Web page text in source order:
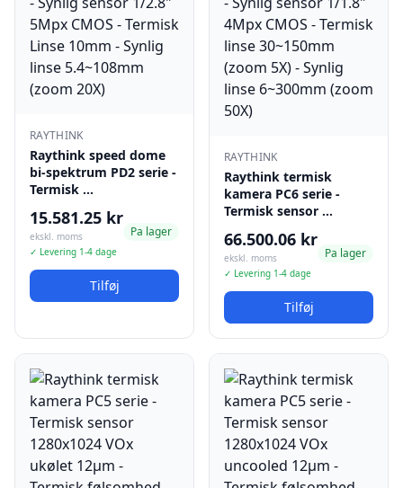
RAYTHINK
Raythink speed dome
bi-spektrum PD2 serie -
Termisk …
15.581.25 kr
ekskl. moms
✓ Levering 1-4 dage
Pa lager
Tilføj
RAYTHINK
Raythink termisk
kamera PC6 serie -
Termisk sensor …
66.500.06 kr
ekskl. moms
✓ Levering 1-4 dage
Pa lager
Tilføj